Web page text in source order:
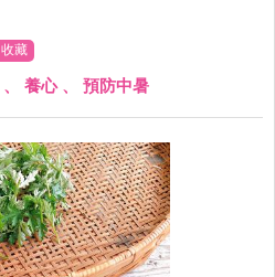
收藏
、 養心、 預防中暑